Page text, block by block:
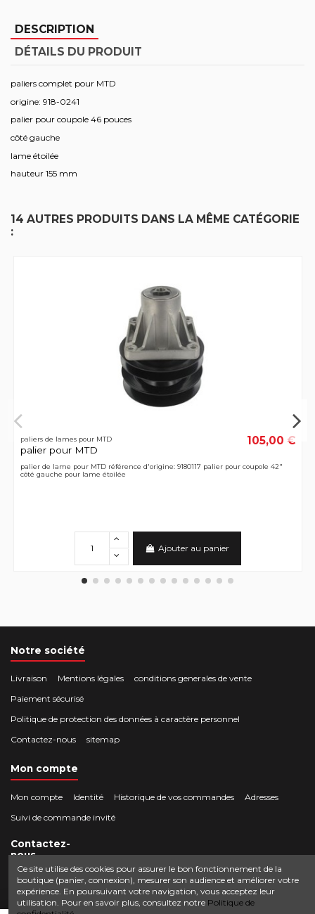
DESCRIPTION
DÉTAILS DU PRODUIT
paliers complet pour MTD
origine: 918-0241
palier pour coupole 46 pouces
côté gauche
lame étoilée
hauteur 155 mm
14 AUTRES PRODUITS DANS LA MÊME CATÉGORIE
:
paliers de lames pour MTD
palier pour MTD
105,00 €
palier de lame pour MTD référence d'origine: 9180117 palier pour coupole 42"
côté gauche pour lame étoilée
Ajouter au panier
Notre société
Livraison Mentions légales
conditions generales de vente
Paiement sécurisé
Politique de protection des données à caractère personnel
Contactez-nous
sitemap
Mon compte
Mon compte Identité Historique de vos commandes
Adresses
Suivi de commande invité
Contactez-
nous
Crocbois-motoculture.com
50 route de Villefort 48800 Pied-de-Borne
0624436257
Ce site utilise des cookies pour assurer le bon fonctionnement de la
boutique (panier, connexion), mesurer son audience et améliorer votre
expérience. En poursuivant votre navigation, vous acceptez leur
utilisation. Pour en savoir plus, consultez notre Politique de